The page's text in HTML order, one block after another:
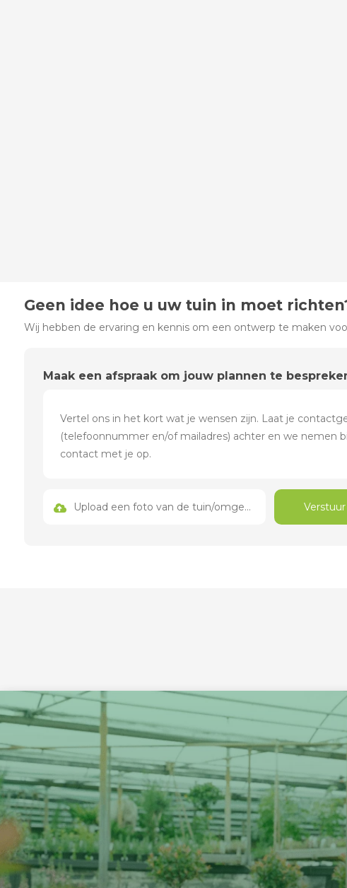
Geen idee hoe u uw tuin in moet
Wij hebben de ervaring en kennis om een ontwerp te maken
Maak een afspraak om jouw plannen te
Upload een foto van de tuin/omgeving